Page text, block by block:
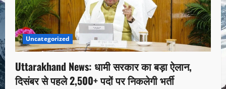
Uncategorized
Uttarakhand News: धामी सरकार का बड़ा ऐलान,
दिसंबर से पहले 2,500+ पदों पर निकलेगी भर्ती